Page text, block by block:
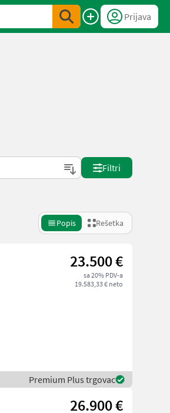
Prijava
Filtri
Popis Rešetka
23.500 €
sa 20% PDV-a
19.583,33 € neto
Premium Plus trgovac
26.900 €